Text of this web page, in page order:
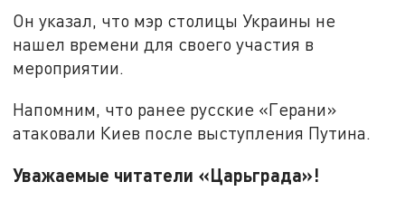
Он указал, что мэр столицы Украины не
нашел времени для своего участия в
мероприятии.
Напомним, что ранее русские «Герани»
атаковали Киев после выступления Путина.
Уважаемые читатели «Царьграда»!